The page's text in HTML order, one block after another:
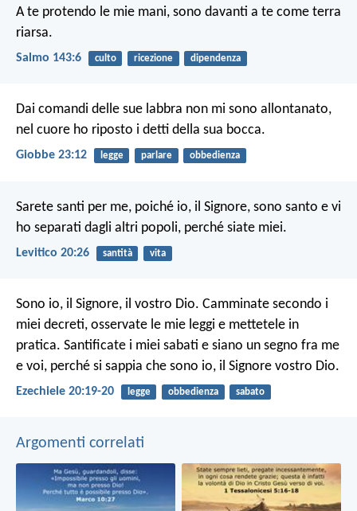
A te protendo le mie mani, sono davanti a te come terra
riarsa.
Salmo 143:6 culto ricezione dipendenza
Dai comandi delle sue labbra non mi sono allontanato,
nel cuore ho riposto i detti della sua bocca.
Giobbe 23:12 legge parlare obbedienza
Sarete santi per me, poiché io, il Signore, sono santo e vi
ho separati dagli altri popoli, perché siate miei.
Levitico 20:26 santità vita
Sono io, il Signore, il vostro Dio. Camminate secondo i
miei decreti, osservate le mie leggi e mettetele in
pratica. Santificate i miei sabati e siano un segno fra me
e voi, perché si sappia che sono io, il Signore vostro Dio.
Ezechiele 20:19-20 legge obbedienza sabato
Argomenti correlati